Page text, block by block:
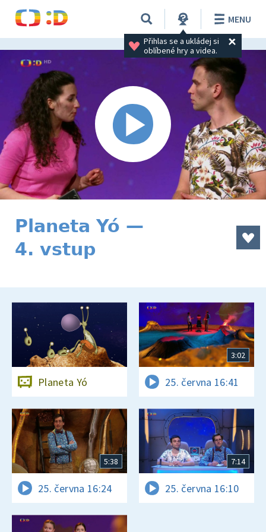
Přihlas se a ukládej si
oblíbené hry a videa.
MENU
Planeta Yó —
4. vstup
Planeta Yó
3:02
25. června 16:41
5:38
25. června 16:24
7:14
25. června 16:10